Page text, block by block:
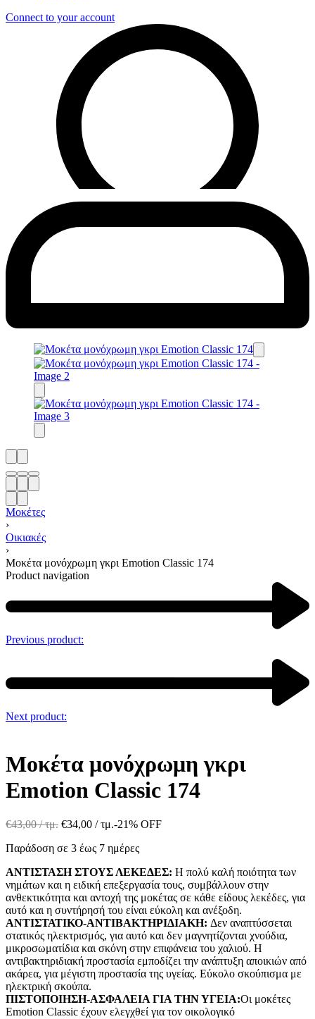
Connect to your account
Μοκέτες
›
Οικιακές
›
Μοκέτα μονόχρωμη γκρι Emotion Classic 174
Product navigation
Previous product:
Next product:
Μοκέτα μονόχρωμη γκρι
Emotion Classic 174
€43,00/ τμ. €34,00 / τμ.-21% OFF
Παράδοση σε 3 έως 7 ημέρες
ΑΝΤΙΣΤΑΣΗ ΣΤΟΥΣ ΛΕΚΕΔΕΣ: Η πολύ καλή ποιότητα των
νημάτων και η ειδική επεξεργασία τους, συμβάλλουν στην
ανθεκτικότητα και αντοχή της μοκέτας σε κάθε είδους λεκέδες, για
αυτό και η συντήρησή του είναι εύκολη και ανέξοδη.
ΑΝΤΙΣΤΑΤΙΚΟ-ΑΝΤΙΒΑΚΤΗΡΙΔΙΑΚΗ: Δεν αναπτύσσεται
στατικός ηλεκτρισμός, για αυτό και δεν μαγνητίζονται χνούδια,
μικροσωματίδια και σκόνη στην επιφάνεια του χαλιού. Η
αντιβακτηριδιακή προστασία εμποδίζει την ανάπτυξη αποικιών από
ακάρεα, για μέγιστη προστασία της υγείας. Εύκολο σκούπισμα με
ηλεκτρική σκούπα.
ΠΙΣΤΟΠΟΙΗΣΗ-ΑΣΦΑΛΕΙΑ ΓΙΑ ΤΗΝ ΥΓΕΙΑ:Οι μοκέτες
Emotion Classic έχουν ελεγχθεί για τον οικολογικό